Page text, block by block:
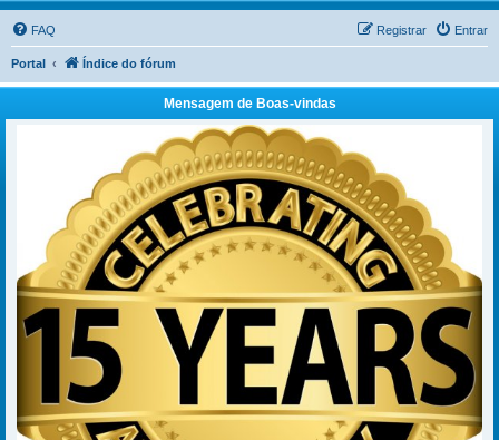
FAQ Entrar
Registrar
Portal Índice do fórum
Mensagem de Boas-vindas